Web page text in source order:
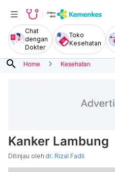
Chat
dengan
Dokter
Toko
Kesehatan
search Home Kesehatan
Kanker Lambung
Ditinjau oleh dr. Rizal Fadli